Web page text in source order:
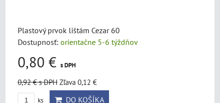
Plastový prvok lištám Cezar 60
Dostupnosť: orientačne 5-6 týždňov
0,80 € s DPH
0,92 €s DPH Zľava 0,12 €
ks DO KOŠÍKA